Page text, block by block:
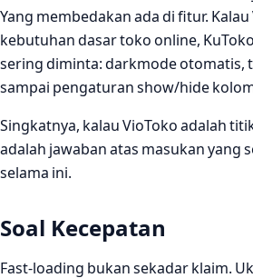
Yang membedakan ada di fitur.
kebutuhan dasar toko online,
sering diminta: darkmode otomatis,
sampai pengaturan show/hide
Singkatnya, kalau VioToko adalah
adalah jawaban atas masukan yang
selama ini.
Soal Kecepatan
Fast-loading bukan sekadar klaim.